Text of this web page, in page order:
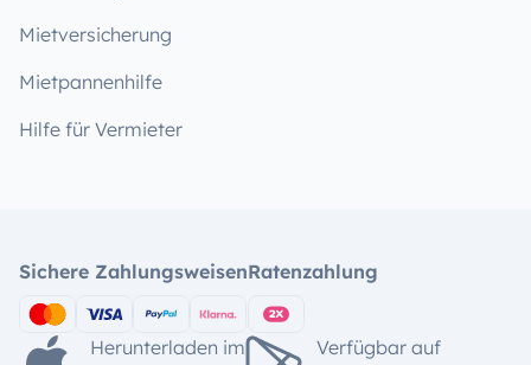
Mietversicherung
Mietpannenhilfe
Hilfe für Vermieter
Sichere ZahlungsweisenRatenzahlung
Herunterladen im
Verfügbar auf